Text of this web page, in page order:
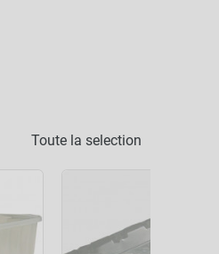
Toute la selection